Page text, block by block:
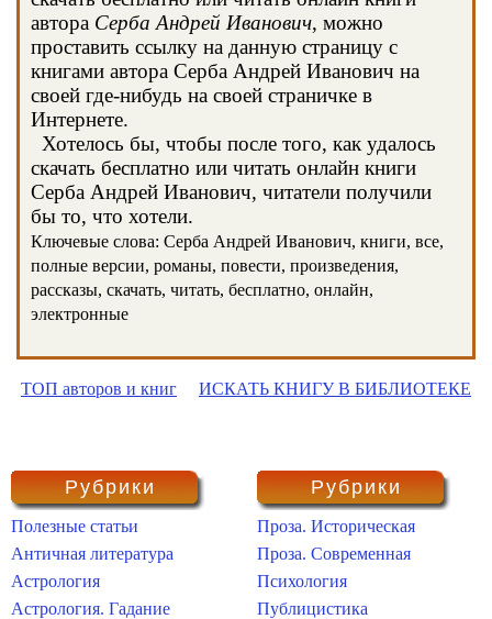
автора Серба Андрей Иванович, можно
проставить ссылку на данную страницу с
книгами автора Серба Андрей Иванович на
своей где-нибудь на своей страничке в
Интернете.
Хотелось бы, чтобы после того, как удалось
скачать бесплатно или читать онлайн книги
Серба Андрей Иванович, читатели получили
бы то, что хотели.
Ключевые слова: Серба Андрей Иванович, книги, все,
полные версии, романы, повести, произведения,
рассказы, скачать, читать, бесплатно, онлайн,
электронные
ТОП авторов и книг ИСКАТЬ КНИГУ В БИБЛИОТЕКЕ
Рубрики
Полезные статьи
Античная литература
Астрология
Астрология. Гадание
Рубрики
Проза. Историческая
Проза. Современная
Психология
Публицистика